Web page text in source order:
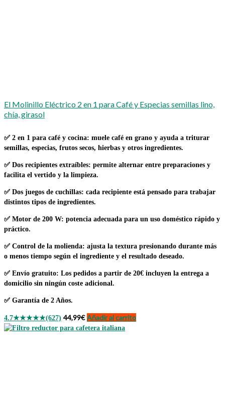
El Molinillo Eléctrico 2 en 1 para Café y Especias semillas lino,
chía, girasol
✅ 2 en 1 para café y cocina: muele café en grano y ayuda a triturar
semillas, especias, frutos secos, hierbas y otros ingredientes.
✅ Dos recipientes extraíbles: permite alternar entre preparaciones y
facilita el vertido y la limpieza.
✅ Dos juegos de cuchillas: cada recipiente está pensado para trabajar
distintos tipos de ingredientes.
✅ Motor de 200 W: potencia adecuada para un uso doméstico rápido y
práctico.
✅ Control de la molienda: ajusta la textura presionando durante más
o menos tiempo según el ingrediente y el resultado deseado.
✅ Envío gratuito: Los pedidos a partir de 20€ incluyen la entrega a
domicilio sin ningún coste adicional.
✅ Garantía de 2 Años.
4.7★★★★★(627) 44,99€ Añadir al carrito